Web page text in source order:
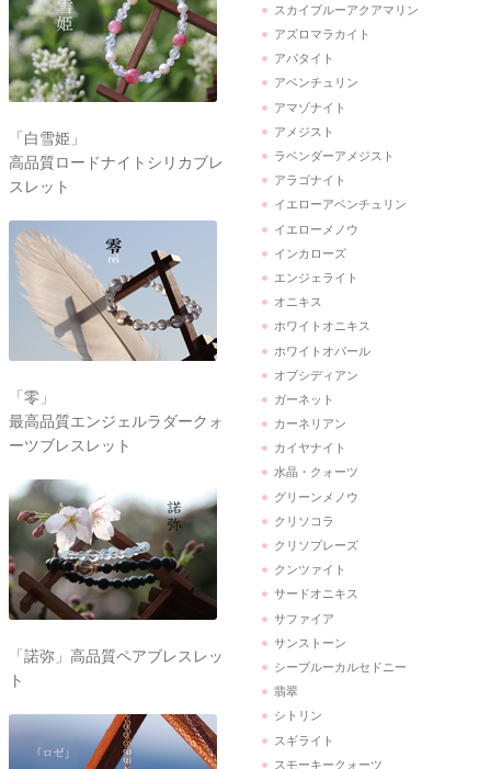
「白雪姫」
高品質ロードナイトシリカブレ
スレット
「零」
最高品質エンジェルラダークォ
ーツブレスレット
「諾弥」高品質ペアブレスレッ
ト
スカイブルーアクアマリン
アズロマラカイト
アパタイト
アベンチュリン
アマゾナイト
アメジスト
ラベンダーアメジスト
アラゴナイト
イエローアベンチュリン
イエローメノウ
インカローズ
エンジェライト
オニキス
ホワイトオニキス
ホワイトオパール
オブシディアン
ガーネット
カーネリアン
カイヤナイト
水晶・クォーツ
グリーンメノウ
クリソコラ
クリソプレーズ
クンツァイト
サードオニキス
サファイア
サンストーン
シーブルーカルセドニー
翡翠
シトリン
スギライト
スモーキークォーツ